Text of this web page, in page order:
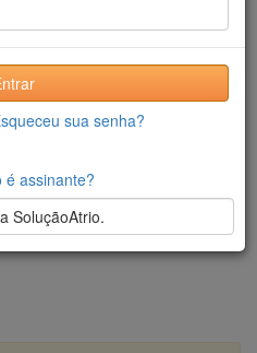
sua senha?
é assinante?
SoluçãoAtrio.